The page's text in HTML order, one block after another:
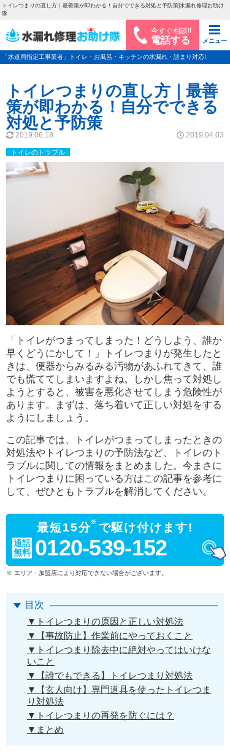
トイレつまりの直し方｜最善策が即わかる！自分でできる対処と予防策|水漏れ修理お助け
隊
今すぐ相談!!
電話する メニュー
「水道局指定工事業者」トイレ・お風呂・キッチンの水漏れ・詰まり対応!
トイレつまりの直し方｜最善
策が即わかる！自分でできる
対処と予防策
2019.06.18 2019.04.03
トイレのトラブル
「トイレがつまってしまった！どうしよう、誰か
早くどうにかして！」トイレつまりが発生したと
きは、便器からみるみる汚物があふれてきて、誰
でも慌ててしまいますよね。しかし焦って対処し
ようとすると、被害を悪化させてしまう危険性が
あります。まずは、落ち着いて正しい対処をする
ようにしましょう。
この記事では、トイレがつまってしまったときの
対処法やトイレつまりの予防法など、トイレのト
ラブルに関しての情報をまとめました。今まさに
トイレつまりに困っている方はこの記事を参考に
して、ぜひともトラブルを解消してください。
最短15分※ で駆け付けます!
通話
無料 0120-539-152
※ エリア・加盟店により対応できない場合がございます。
目次
▼トイレつまりの原因と正しい対処法
▼【事故防止】作業前にやっておくこと
▼トイレつまり除去中に絶対やってはいけな
いこと
▼【誰でもできる】トイレつまり対処法
▼【玄人向け】専門道具を使ったトイレつま
り対処法
▼トイレつまりの再発を防ぐには？
▼まとめ